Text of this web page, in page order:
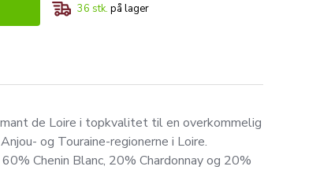
36 stk. på lager
de Loire i topkvalitet til en overkommelig
og Touraine-regionerne i Loire.
Chenin Blanc, 20% Chardonnay og 20%